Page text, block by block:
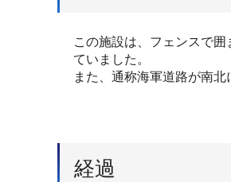
この施設は、フェンスで
ていました。
また、通称海軍道路が南
経過